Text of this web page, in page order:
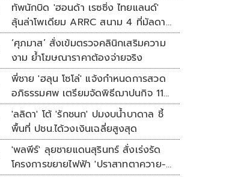
ทัพนักบิด 'ฮอนด้า เรซซิ่ง ไทยแลนด์'
ลุ้นล่าโพเดียม ARRC สนาม 4 ที่มัลดาลิ
กา
‘ศุภมาส’ สั่งเข้มตรวจคลินิกเสริมความ
งาม ย้ำโฆษณาราคาต้องจ่ายจริง
พี่ชาย 'ฮลุน โซโล่' แจ้งกำหนดการสวด
อภิธรรมศพ เตรียมจัดพิธีฌาปนกิจ 11
ส.ค.
'ลลิดา' โต้ 'รักชนก' ปมงบน้ำบาดาล ชี้
พื้นที่ ปชน.ได้วงเงินเฉลี่ยสูงสุด
'พลพีร์' ลุยชายแดนสุรินทร์ สั่งเร่งรัด
โครงการขยายไฟฟ้า 'ปราสาทตาควาย-